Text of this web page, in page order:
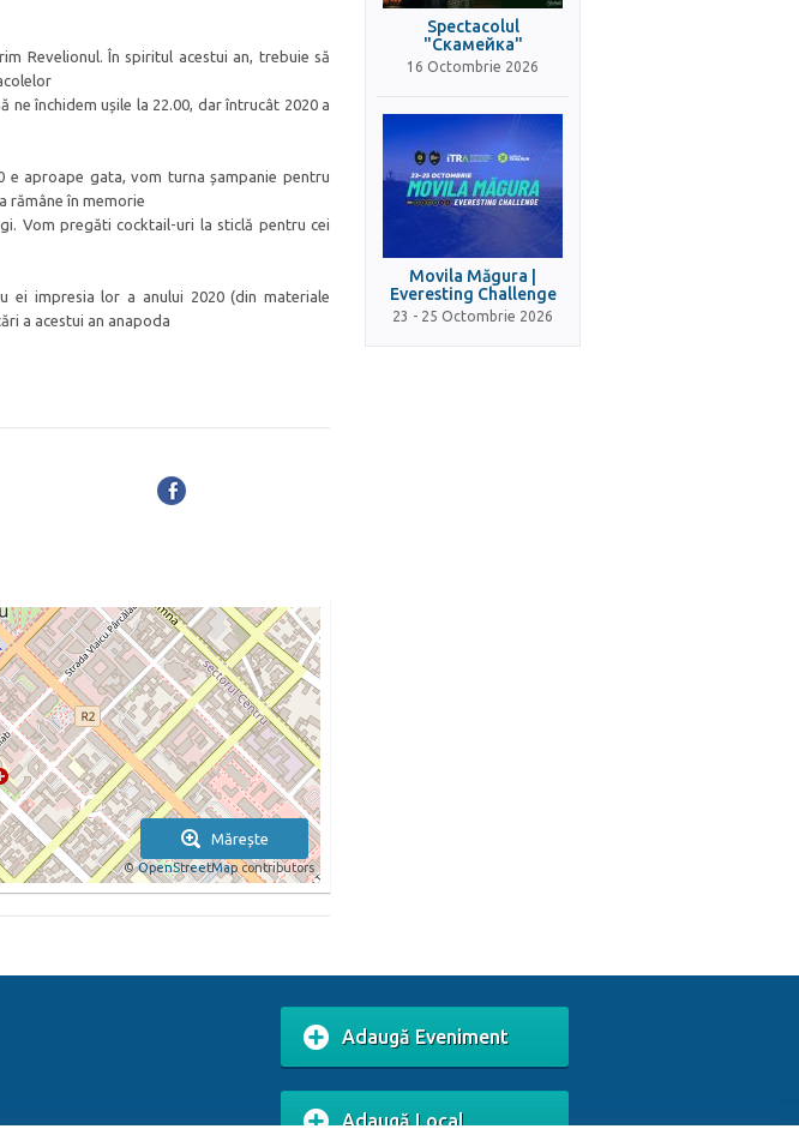
Revelionul. În spiritul acestui an, trebuie să
închidem ușile la 22.00, dar întrucât 2020 a
e aproape gata, vom turna șampanie pentru
rămâne în memorie
Vom pregăti cocktail-uri la sticlă pentru cei
ei impresia lor a anului 2020 (din materiale
a acestui an anapoda
Mărește
©OpenStreetMap contributors
Spectacolul
"Скамейка"
16 Octombrie 2026
Movila Măgura |
Everesting Challenge
23 - 25 Octombrie 2026
Adaugă Eveniment
Adaugă Local